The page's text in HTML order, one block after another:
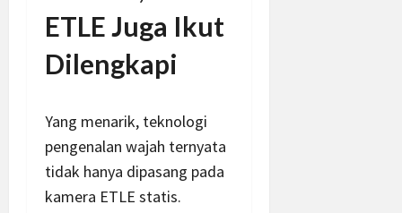
ETLE Juga Ikut
Dilengkapi
Yang menarik, teknologi
pengenalan wajah ternyata
tidak hanya dipasang pada
kamera ETLE statis.